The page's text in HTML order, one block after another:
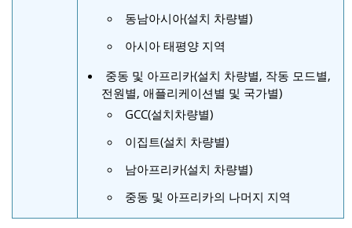
동남아시아(설치 차량별)
아시아 태평양 지역
중동 및 아프리카(설치 차량별, 작동 모드별,
전원별, 애플리케이션별 및 국가별)
GCC(설치차량별)
이집트(설치 차량별)
남아프리카(설치 차량별)
중동 및 아프리카의 나머지 지역